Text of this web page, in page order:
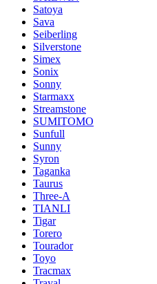
Satoya
Sava
Seiberling
Silverstone
Simex
Sonix
Sonny
Starmaxx
Streamstone
SUMITOMO
Sunfull
Sunny
Syron
Taganka
Taurus
Three-A
TIANLI
Tigar
Torero
Tourador
Toyo
Tracmax